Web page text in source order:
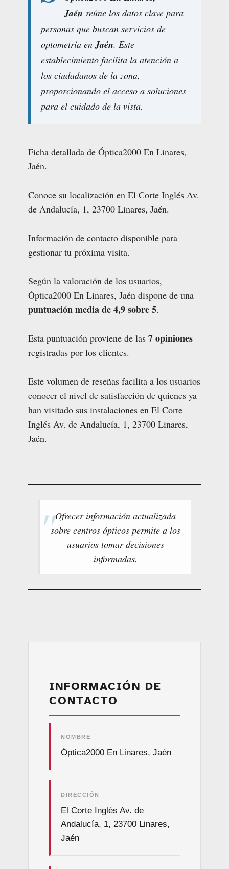
Jaén reúne los datos clave para
personas que buscan servicios de
optometría enJaén. Este
establecimiento facilita la atención a
los ciudadanos de la zona,
proporcionando el acceso a soluciones
para el cuidado de la vista.
Ficha detallada de Óptica2000 En Linares,
Jaén.
Conoce su localización en El Corte Inglés Av.
de Andalucía, 1, 23700 Linares, Jaén.
Información de contacto disponible para
gestionar tu próxima visita.
Según la valoración de los usuarios,
Óptica2000 En Linares, Jaén dispone de una
puntuación media de 4,9 sobre 5.
Esta puntuación proviene de las 7 opiniones
registradas por los clientes.
Este volumen de reseñas facilita a los usuarios
conocer el nivel de satisfacción de quienes ya
han visitado sus instalaciones en El Corte
Inglés Av. de Andalucía, 1, 23700 Linares,
Jaén.
Ofrecer información actualizada
sobre centros ópticos permite a los
usuarios tomar decisiones
informadas.
INFORMACIÓN DE
CONTACTO
NOMBRE
Óptica2000 En Linares, Jaén
DIRECCIÓN
El Corte Inglés Av. de
Andalucía, 1, 23700 Linares,
Jaén